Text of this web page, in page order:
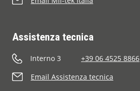
Assistenza tecnica
Interno 3
+39 06 4525 8866
Email Assistenza tecnica